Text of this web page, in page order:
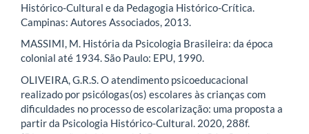
Histórico-Cultural e da Pedagogia Histórico-Crítica.
Campinas: Autores Associados, 2013.
MASSIMI, M. História da Psicologia Brasileira: da época
colonial até 1934. São Paulo: EPU, 1990.
OLIVEIRA, G.R.S. O atendimento psicoeducacional
realizado por psicólogas(os) escolares às crianças com
dificuldades no processo de escolarização: uma proposta a
partir da Psicologia Histórico-Cultural. 2020, 288f.